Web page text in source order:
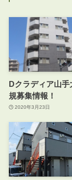
Dクラディア山
規募集情報！
2020年3月23日